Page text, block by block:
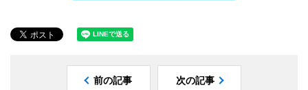
前の記事 次の記事